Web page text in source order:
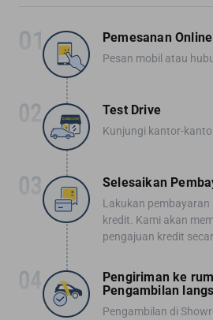
Pemesanan Online
Pesan mobil atau
Test Drive
Kunjungi kantor-
Selesaikan
Lakukan
kredit. Kami akan
pengajuan kredit
Pengiriman ke
Pengambilan
Pengambilan di